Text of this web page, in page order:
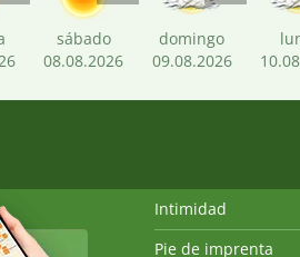
sábado
08.08.2026
domingo
09.08.2026
Intimidad
Pie de imprenta